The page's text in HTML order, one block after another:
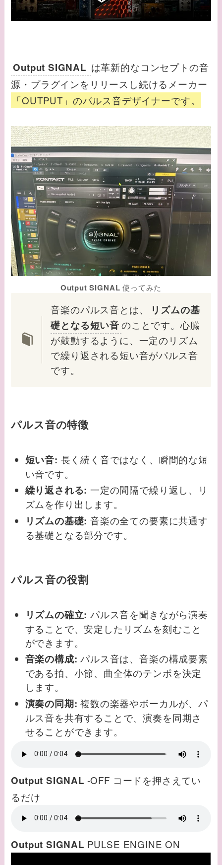
Output SIGNAL は革新的なコンセプトの音
源・プラグインをリリースし続けるメーカー
「OUTPUT」のパルス音デザイナーです。
Output SIGNAL使ってみた
音楽のパルス音とは、
リズムの基
礎となる短い音のことです。心臓
が鼓動するように、一定のリズム
で繰り返される短い音がパルス音
です。
パルス音の特徴
短い音: 長く続く音ではなく、瞬間的な短
い音です。
繰り返される: 一定の間隔で繰り返し、リ
ズムを作り出します。
リズムの基礎: 音楽の全ての要素に共通す
る基礎となる部分です。
パルス音の役割
リズムの確立: パルス音を聞きながら演奏
することで、安定したリズムを刻むこと
ができます。
音楽の構成: パルス音は、音楽の構成要素
である拍、小節、曲全体のテンポを決定
します。
演奏の同期: 複数の楽器やボーカルが、パ
ルス音を共有することで、演奏を同期さ
せることができます。
Output SIGNAL -OFF コードを押さえてい
るだけ
Output SIGNAL PULSE ENGINE ON